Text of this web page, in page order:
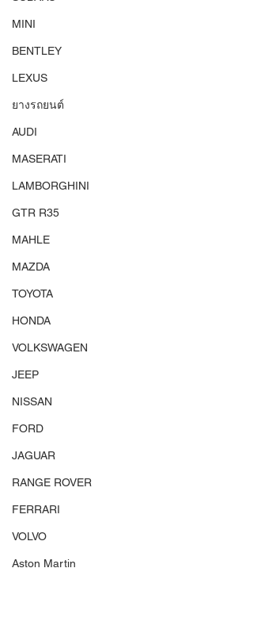
MINI
BENTLEY
LEXUS
ยางรถยนต์
AUDI
MASERATI
LAMBORGHINI
GTR R35
MAHLE
MAZDA
TOYOTA
HONDA
VOLKSWAGEN
JEEP
NISSAN
FORD
JAGUAR
RANGE ROVER
FERRARI
VOLVO
Aston Martin